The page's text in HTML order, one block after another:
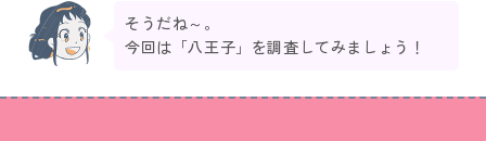
そうだね～。
今回は「八王子」を調査してみましょう！